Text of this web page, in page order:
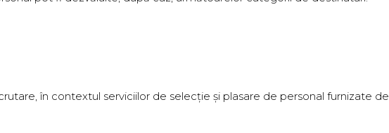
în contextul serviciilor de selecție și plasare de personal furnizate de